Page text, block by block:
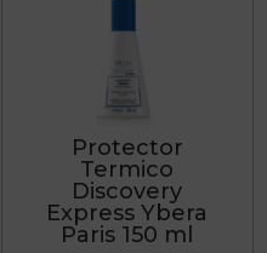
Protector
Termico
Discovery
Express Ybera
Paris 150 ml